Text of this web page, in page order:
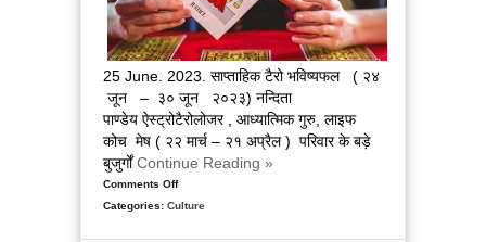
साथ
25 June. 2023. साप्ताहिक टैरो भविष्यफल ( २४
जून – ३० जून २०२३) नन्दिता
पाण्डेय ऐस्ट्रोटैरोलोजर , आध्यात्मिक गुरु, लाइफ
कोच मेष ( २२ मार्च – २१ अप्रैल ) परिवार के बड़े
बुजुर्गोंContinue Reading »
Comments Offon
इस
Categories: Culture